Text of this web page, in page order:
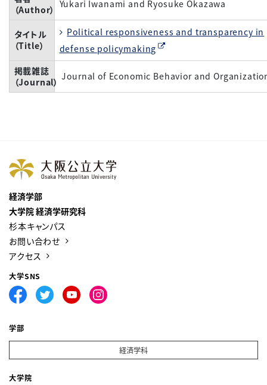
（Author） Yukari Iwanami and Ryosuke Okazawa
タイトル
（Title）
Political responsiveness and transparency in
defense policymaking
掲載雑誌
（Journal） Journal of Economic Behavior and
経済学部
大学院 経済学研究科
杉本キャンパス
お問い合わせ
アクセス
大学SNS
学部
経済学科
大学院